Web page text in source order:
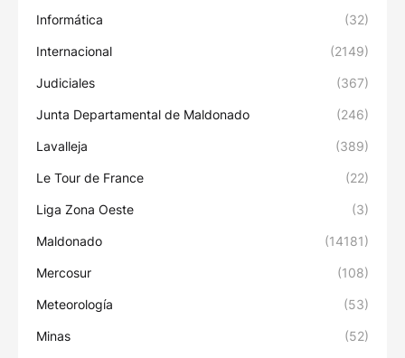
Informática (32)
Internacional (2149)
Judiciales (367)
Junta Departamental de Maldonado (246)
Lavalleja (389)
Le Tour de France (22)
Liga Zona Oeste (3)
Maldonado (14181)
Mercosur (108)
Meteorología (53)
Minas (52)